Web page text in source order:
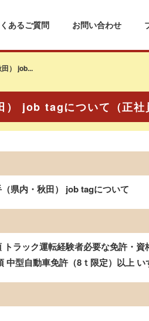
あるご質問 お問い合わせ
） job...
） job tagについて（正社
県内・秋田） job tagについて
トラック運転経験者必要な免許・
中型自動車免許（8ｔ限定）以上